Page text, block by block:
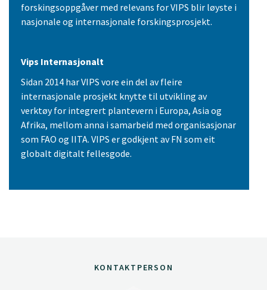
forskingsoppgåver med relevans for VIPS blir løyste i
nasjonale og internasjonale forskingsprosjekt.
Vips Internasjonalt
Sidan 2014 har VIPS vore ein del av fleire
internasjonale prosjekt knytte til utvikling av
verktøy for integrert plantevern i Europa, Asia og
Afrika, mellom anna i samarbeid med organisasjonar
som FAO og IITA. VIPS er godkjent av FN som eit
globalt digitalt fellesgode.
KONTAKTPERSON